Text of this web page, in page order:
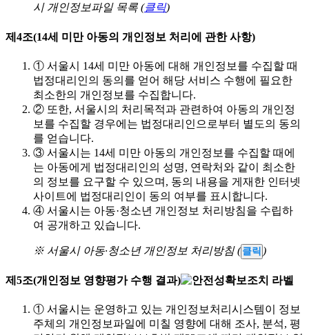
시 개인정보파일 목록 (클릭)
제4조(14세 미만 아동의 개인정보 처리에 관한 사항)
① 서울시 14세 미만 아동에 대해 개인정보를 수집할 때
법정대리인의 동의를 얻어 해당 서비스 수행에 필요한
최소한의 개인정보를 수집합니다.
② 또한, 서울시의 처리목적과 관련하여 아동의 개인정
보를 수집할 경우에는 법정대리인으로부터 별도의 동의
를 얻습니다.
③ 서울시는 14세 미만 아동의 개인정보를 수집할 때에
는 아동에게 법정대리인의 성명, 연락처와 같이 최소한
의 정보를 요구할 수 있으며, 동의 내용을 게재한 인터넷
사이트에 법정대리인이 동의 여부를 표시합니다.
④ 서울시는 아동·청소년 개인정보 처리방침을 수립하
여 공개하고 있습니다.
※ 서울시 아동·청소년 개인정보 처리방침 ( 클릭 )
제5조(개인정보 영향평가 수행 결과)
① 서울시는 운영하고 있는 개인정보처리시스템이 정보
주체의 개인정보파일에 미칠 영향에 대해 조사, 분석, 평